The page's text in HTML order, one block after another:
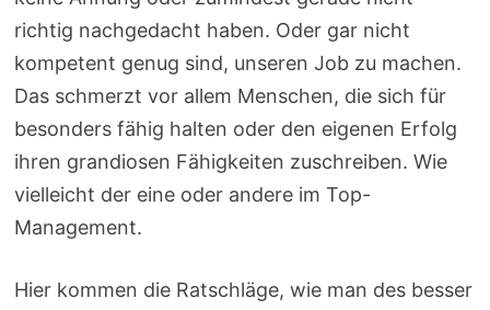
richtig nachgedacht haben. Oder gar nicht
kompetent genug sind, unseren Job zu machen.
Das schmerzt vor allem Menschen, die sich für
besonders fähig halten oder den eigenen Erfolg
ihren grandiosen Fähigkeiten zuschreiben. Wie
vielleicht der eine oder andere im Top-
Management.
Hier kommen die Ratschläge, wie man des besser